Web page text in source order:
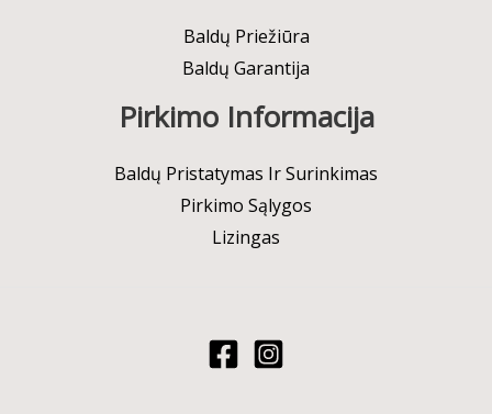
Baldų Priežiūra
Baldų Garantija
Pirkimo Informacija
Baldų Pristatymas Ir Surinkimas
Pirkimo Sąlygos
Lizingas